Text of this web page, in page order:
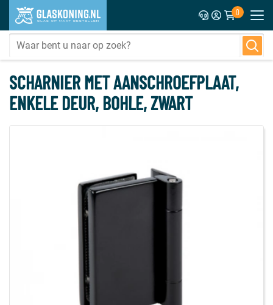
0
SCHARNIER MET AANSCHROEFPLAAT,
ENKELE DEUR, BOHLE, ZWART